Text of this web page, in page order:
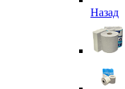
Назад